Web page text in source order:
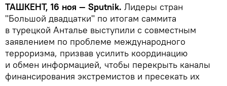
ТАШКЕНТ, 16 ноя — Sputnik. Лидеры стран
"Большой двадцатки" по итогам саммита
в турецкой Анталье выступили с совместным
заявлением по проблеме международного
терроризма, призвав усилить координацию
и обмен информацией, чтобы перекрыть каналы
финансирования экстремистов и пресекать их